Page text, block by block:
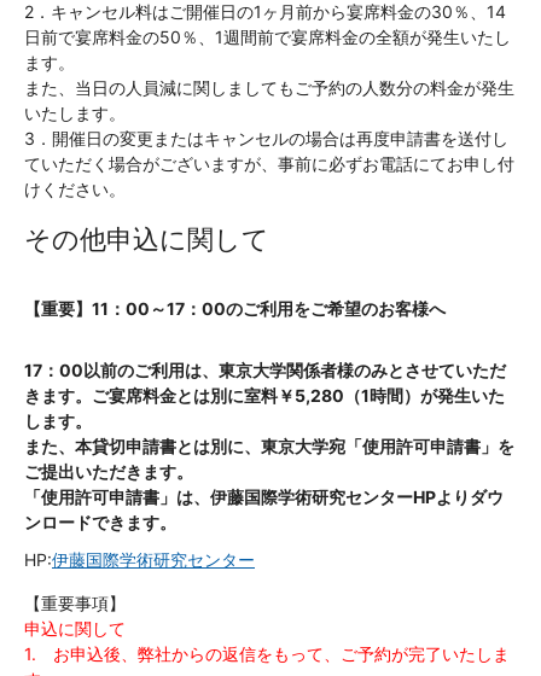
2．キャンセル料はご開催日の1ヶ月前から宴席料金の30％、14
日前で宴席料金の50％、1週間前で宴席料金の全額が発生いたし
ます。
また、当日の人員減に関しましてもご予約の人数分の料金が発生
いたします。
3．開催日の変更またはキャンセルの場合は再度申請書を送付し
ていただく場合がございますが、事前に必ずお電話にてお申し付
けください。
その他申込に関して
【重要】11：00～17：00のご利用をご希望のお客様へ
17：00以前のご利用は、東京大学関係者様のみとさせていただ
きます。ご宴席料金とは別に室料￥5,280（1時間）が発生いた
します。
また、本貸切申請書とは別に、東京大学宛「使用許可申請書」を
ご提出いただきます。
「使用許可申請書」は、伊藤国際学術研究センターHPよりダウ
ンロードできます。
HP:伊藤国際学術研究センター
【重要事項】
申込に関して
1. お申込後、弊社からの返信をもって、ご予約が完了いたしま